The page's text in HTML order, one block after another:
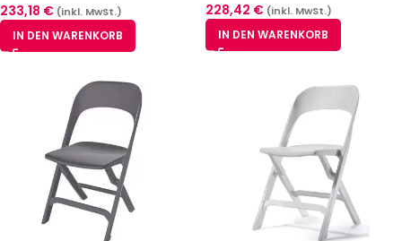
233,18 € (inkl. MwSt.)
IN DEN WARENKORB
228,42 € (inkl. MwSt.)
IN DEN WARENKORB